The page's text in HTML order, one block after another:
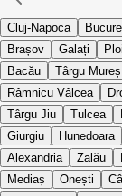
Cluj-Napoca
Brașov
Galați
Bacău
Târgu Mureș
Râmnicu Vâlcea
Târgu Jiu
Tulcea
Giurgiu
Hunedoara
Alexandria
Zalău
Mediaș
Onești